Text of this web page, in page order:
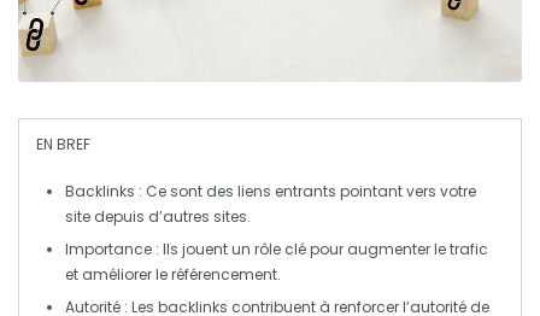
EN BREF
Backlinks : Ce sont des liens entrants pointant vers votre
site depuis d’autres sites.
Importance : Ils jouent un rôle clé pour augmenter le trafic
et améliorer leréférencement.
Autorité : Les backlinks contribuent à renforcer l’autorité de